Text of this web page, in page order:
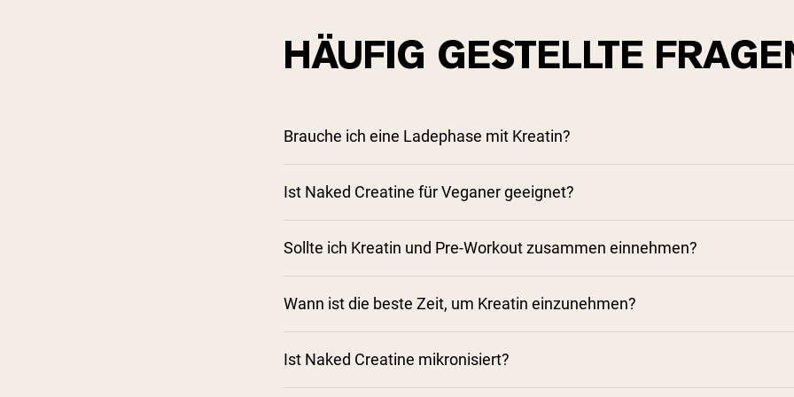
HÄUFIG GESTELLTE
Brauche ich eine Ladephase mit Kreatin?
Ist Naked Creatine für Veganer geeignet?
Sollte ich Kreatin und Pre-Workout zusammen einnehmen?
Wann ist die beste Zeit, um Kreatin einzunehmen?
Ist Naked Creatine mikronisiert?